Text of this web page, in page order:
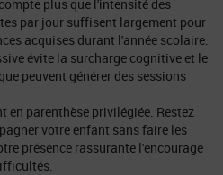
plus que l'intensité des
par jour suffisent largement pour
acquises durant l'année scolaire.
évite la surcharge cognitive et le
peuvent générer des sessions
en parenthèse privilégiée. Restez
votre enfant sans faire les
présence rassurante l'encourage